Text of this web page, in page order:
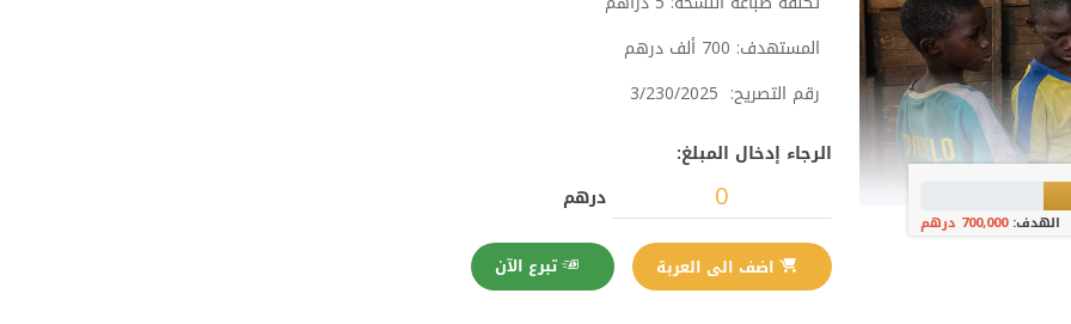
الهدف:700,000 درهم
المستهدف: 700 ألف درهم
رقم التصريح: 3/230/2025
الرجاء إدخال المبلغ:
درهم
تبرع الآن